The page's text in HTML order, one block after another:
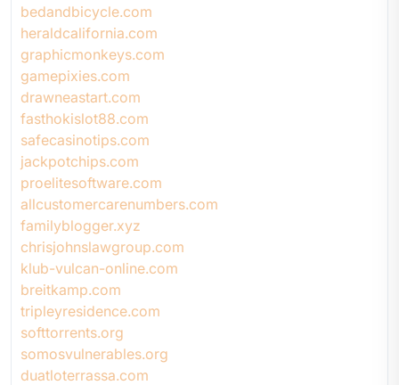
bedandbicycle.com
heraldcalifornia.com
graphicmonkeys.com
gamepixies.com
drawneastart.com
fasthokislot88.com
safecasinotips.com
jackpotchips.com
proelitesoftware.com
allcustomercarenumbers.com
familyblogger.xyz
chrisjohnslawgroup.com
klub-vulcan-online.com
breitkamp.com
tripleyresidence.com
softtorrents.org
somosvulnerables.org
duatloterrassa.com